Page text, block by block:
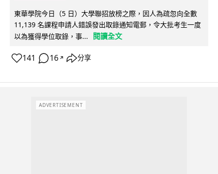
東華學院今日（5 日）大學聯招放榜之際，因人為疏忽向全數
11,139 名課程申請人錯誤發出取錄通知電郵，令大批考生一度
以為獲得學位取錄，事...
閱讀全文
141 16 ↗ 分享
ADVERTISEMENT